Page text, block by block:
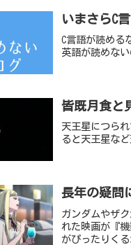
いまさらC
C言語が読める
英語が読めない
皆既月食と
天王星につら
ると天王星な
長年の疑問
ガンダムやザ
れた映画が『
がぴったりくる